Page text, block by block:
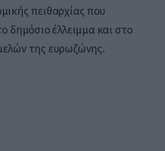
πειθαρχίας που
δημόσιο έλλειμμα και στο
της ευρωζώνης.